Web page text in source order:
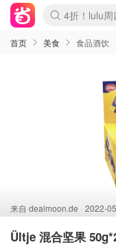
Boticinal 夏
4折！lulu
还没结束！
Joybuy变相
速领！
疑似霸哥！
Zalando 奥
Moncler反
Coach
首页 美食 食品酒饮
来自 dealmoon.de 2022-
Ültje 混合坚果